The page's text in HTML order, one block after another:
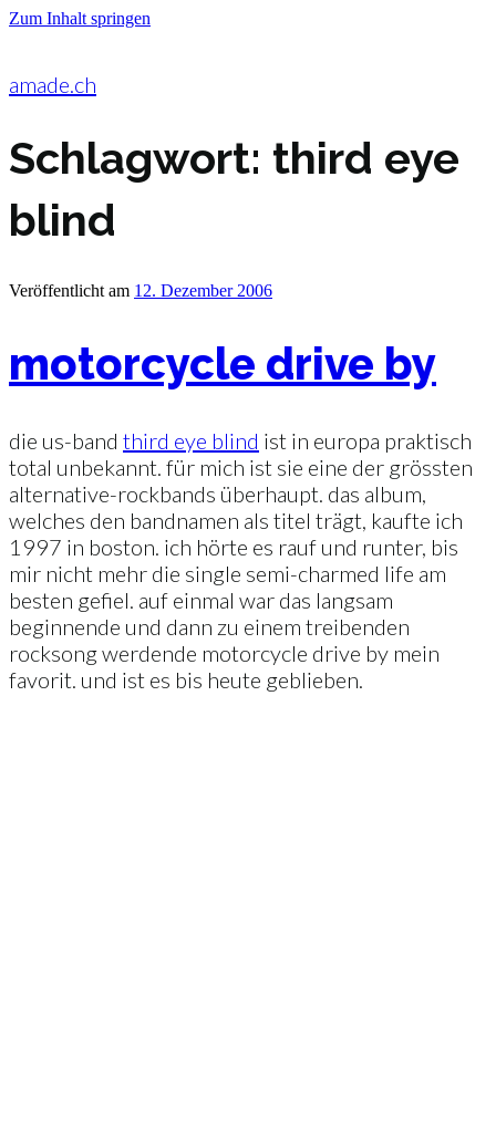
Zum Inhalt springen
amade.ch
Schlagwort: third eye
blind
Veröffentlicht am 12. Dezember 2006
motorcycle drive by
die us-band third eye blind ist in europa praktisch
total unbekannt. für mich ist sie eine der grössten
alternative-rockbands überhaupt. das album,
welches den bandnamen als titel trägt, kaufte ich
1997 in boston. ich hörte es rauf und runter, bis
mir nicht mehr die single semi-charmed life am
besten gefiel. auf einmal war das langsam
beginnende und dann zu einem treibenden
rocksong werdende motorcycle drive by mein
favorit. und ist es bis heute geblieben.